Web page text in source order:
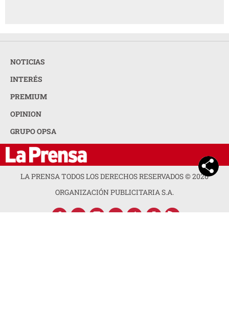
NOTICIAS
INTERÉS
PREMIUM
OPINION
GRUPO OPSA
LA PRENSA TODOS LOS DERECHOS RESERVADOS ©2026
ORGANIZACIÓN PUBLICITARIA S.A.